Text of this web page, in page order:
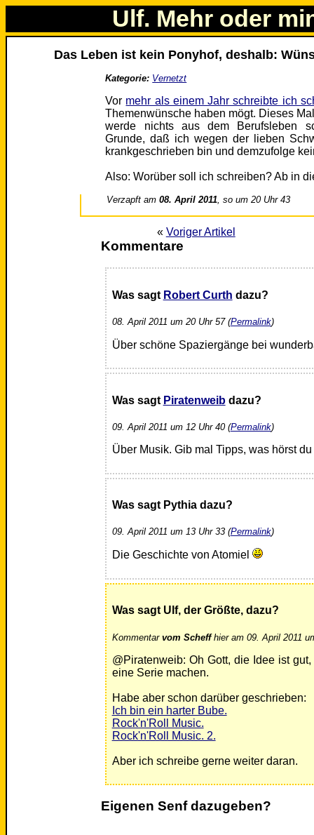
Ulf. Mehr oder
Das Leben ist kein Ponyhof, deshalb:
Kategorie: Vernetzt
Vor mehr als einem Jahr schreibte ich
Themenwünsche haben mögt. Dieses
werde nichts aus dem Berufsleben
Grunde, daß ich wegen der lieben
krankgeschrieben bin und demzufolge
Also: Worüber soll ich schreiben? Ab in
Verzapft am08. April 2011, so um 20 Uhr 43
« Voriger Artikel
Kommentare
Was sagt Robert Curth dazu?
08. April 2011 um 20 Uhr 57 (Permalink)
Über schöne Spaziergänge bei
Was sagt Piratenweibdazu?
09. April 2011 um 12 Uhr 40 (Permalink)
Über Musik. Gib mal Tipps, was hörst du
Was sagt Pythia dazu?
09. April 2011 um 13 Uhr 33 (Permalink)
Die Geschichte von Atomiel
Was sagt Ulf, der Größte, dazu?
Kommentar vom Scheffhier am 09. April 2011
@Piratenweib: Oh Gott, die Idee ist
eine Serie machen.
Habe aber schon darüber geschrieben:
Ich bin ein harter Bube.
Rock'n'Roll Music.
Rock'n'Roll Music. 2.
Aber ich schreibe gerne weiter daran.
Eigenen Senf dazugeben?